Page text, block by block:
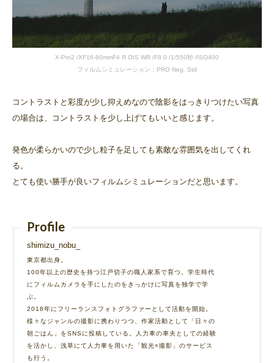
X-Pro2 /XF16-80mmF4 R OIS WR /F8.0 /1/550秒 /ISO400
フィルムシミュレーション：PRO Neg. Std
コントラストと彩度が少し抑えめなので陰影をはっきりつけたい写真
の場合は、コントラストを少し上げてもいいと感じます。
発色が柔らかいので少し粒子を足しても素敵な雰囲気を出してくれ
る。
とても使い勝手が良いフィルムシミュレーションだと思います。
Profile
shimizu_nobu_
東京都出身。
100年以上の歴史を持つ江戸切子の職人家系で育つ。学生時代
にフィルムカメラを手にしたのをきっかけに写真を独学で学
ぶ。
2018年にフリーランスフォトグラファーとして活動を開始。
様々なジャンルの撮影に携わりつつ、作家活動として「日々の
朝ごはん」をSNSに投稿している。人力車の車夫としての経験
を活かし、浅草にて人力車を用いた「観光×撮影」のサービス
も行う。